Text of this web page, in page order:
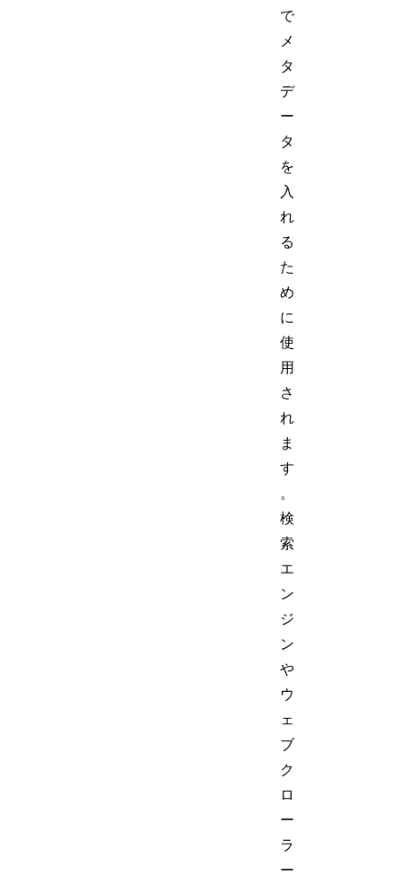
で
メ
タ
デ
ー
タ
を
入
れ
る
た
め
に
使
用
さ
れ
ま
す
。
検
索
エ
ン
ジ
ン
や
ウ
ェ
ブ
ク
ロ
ー
ラ
ー